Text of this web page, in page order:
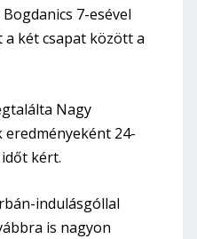
7-esével
a két csapat között a
Nagy
24-
kért.
indulásgóllal
is nagyon